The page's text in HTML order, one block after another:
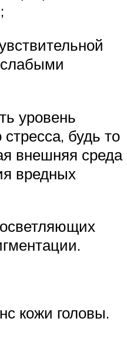
уровень
стресса, будь то
внешняя среда
вредных
кожи головы.